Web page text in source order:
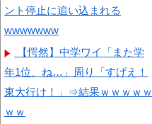
ント停止に追い込まれる
wwwwwww
【愕然】中学ワイ「また学
年1位、ね…」周り「すげえ！
東大行け！」⇒結果ｗｗｗｗｗ
ｗｗ